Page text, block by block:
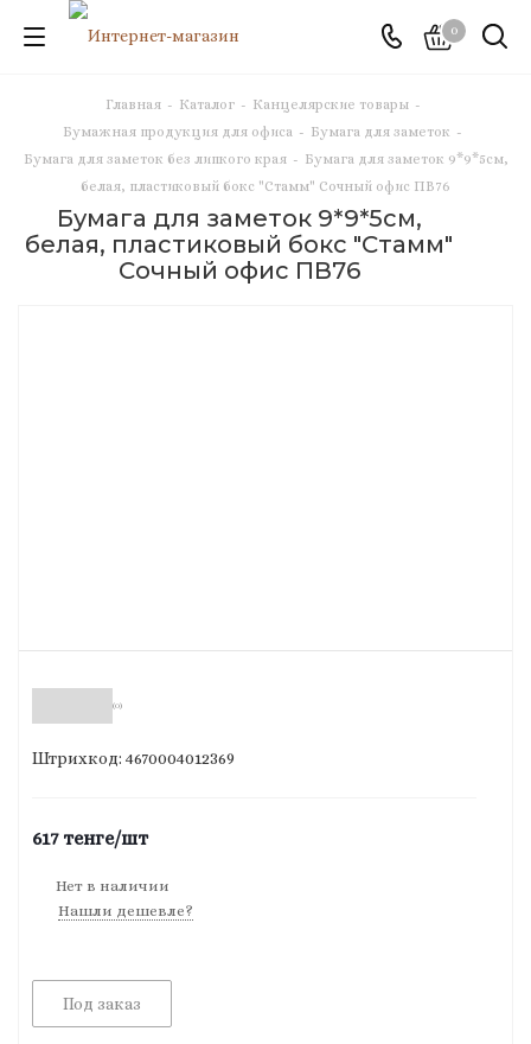
0
Главная - Каталог - Канцелярские товары -
Бумажная продукция для офиса - Бумага для заметок -
Бумага для заметок без липкого края - Бумага для заметок 9*9*5см,
белая, пластиковый бокс "Стамм" Сочный офис ПВ76
Бумага для заметок 9*9*5см,
белая, пластиковый бокс "Стамм"
Сочный офис ПВ76
(0)
Штрихкод: 4670004012369
617тенге/шт
Нет в наличии
Нашли дешевле?
Под заказ